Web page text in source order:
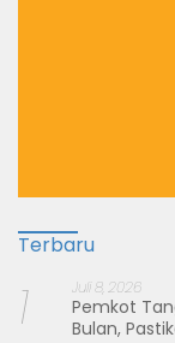
Terbaru
1 Juli 8, 2026
Pemkot
Bulan,